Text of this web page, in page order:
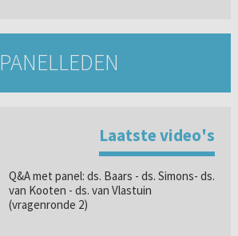
PANELLEDEN
Laatste video's
Q&A met panel: ds. Baars - ds. Simons- ds.
van Kooten - ds. van Vlastuin
(vragenronde 2)